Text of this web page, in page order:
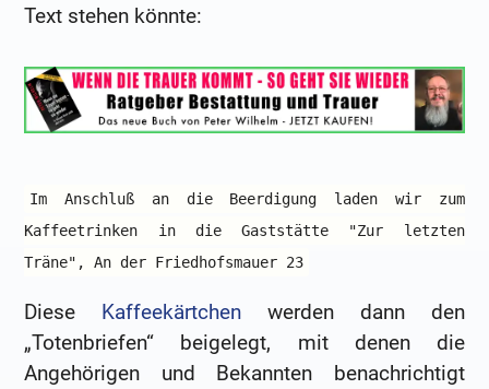
Text stehen könnte:
Im Anschluß an die Beerdigung laden wir zum
Kaffeetrinken in die Gaststätte "Zur letzten
Träne", An der Friedhofsmauer 23
Diese Kaffeekärtchen werden dann den
„Totenbriefen“ beigelegt, mit denen die
Angehörigen und Bekannten benachrichtigt